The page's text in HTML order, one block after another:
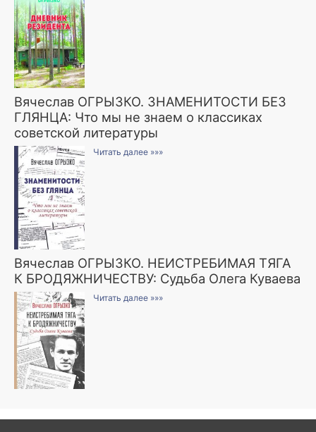
Вячеслав ОГРЫЗКО. ЗНАМЕНИТОСТИ БЕЗ
ГЛЯНЦА: Что мы не знаем о классиках
советской литературы
Читать далее »»»
Вячеслав ОГРЫЗКО. НЕИСТРЕБИМАЯ ТЯГА
К БРОДЯЖНИЧЕСТВУ: Судьба Олега Куваева
Читать далее »»»